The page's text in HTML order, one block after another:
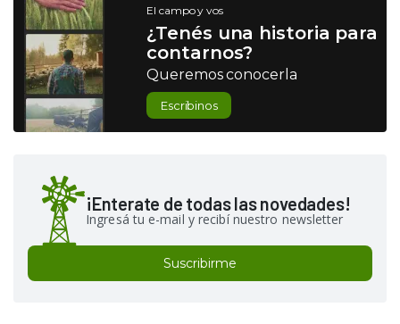
El campo y vos
¿Tenés una historia para
contarnos?
Queremos conocerla
Escribinos
¡Enterate de todas las novedades!
Ingresá tu e-mail y recibí nuestro newsletter
Suscribirme